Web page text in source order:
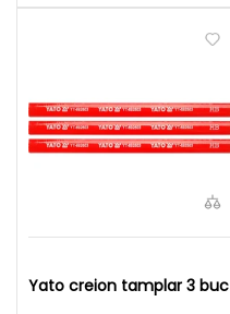
Yato creion tamplar 3 buc